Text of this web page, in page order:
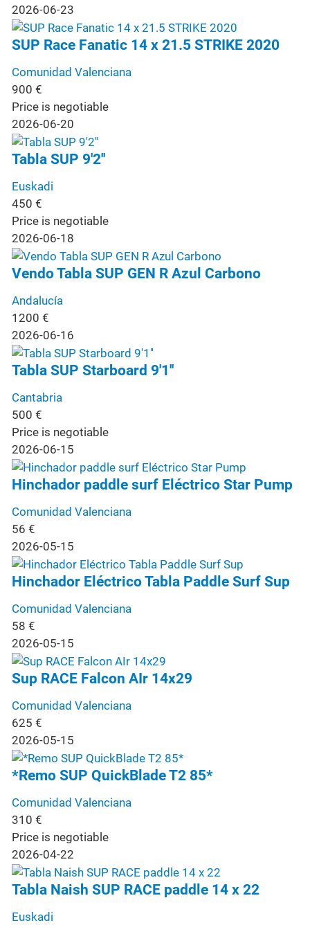
2026-06-23
SUP Race Fanatic 14 x 21.5 STRIKE 2020
Comunidad Valenciana
900 €
Price is negotiable
2026-06-20
Tabla SUP 9'2''
Euskadi
450 €
Price is negotiable
2026-06-18
Vendo Tabla SUP GEN R Azul Carbono
Andalucía
1200 €
2026-06-16
Tabla SUP Starboard 9'1''
Cantabria
500 €
Price is negotiable
2026-06-15
Hinchador paddle surf Eléctrico Star Pump
Comunidad Valenciana
56 €
2026-05-15
Hinchador Eléctrico Tabla Paddle Surf Sup
Comunidad Valenciana
58 €
2026-05-15
Sup RACE Falcon AIr 14x29
Comunidad Valenciana
625 €
2026-05-15
*Remo SUP QuickBlade T2 85*
Comunidad Valenciana
310 €
Price is negotiable
2026-04-22
Tabla Naish SUP RACE paddle 14 x 22
Euskadi